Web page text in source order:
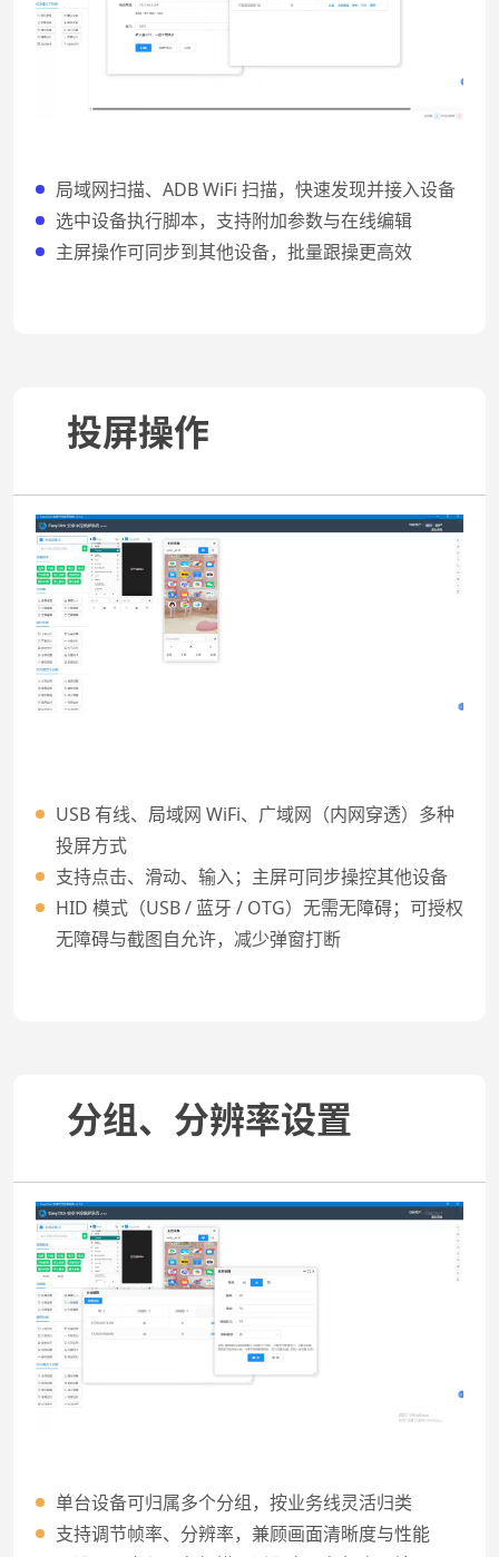
局域网扫描、ADB WiFi 扫描，快速发现并接入设备
选中设备执行脚本，支持附加参数与在线编辑
主屏操作可同步到其他设备，批量跟操更高效
投屏操作
USB 有线、局域网 WiFi、广域网（内网穿透）多种
投屏方式
支持点击、滑动、输入；主屏可同步操控其他设备
HID 模式（USB / 蓝牙 / OTG）无需无障碍；可授权
无障碍与截图自允许，减少弹窗打断
分组、分辨率设置
单台设备可归属多个分组，按业务线灵活归类
支持调节帧率、分辨率，兼顾画面清晰度与性能